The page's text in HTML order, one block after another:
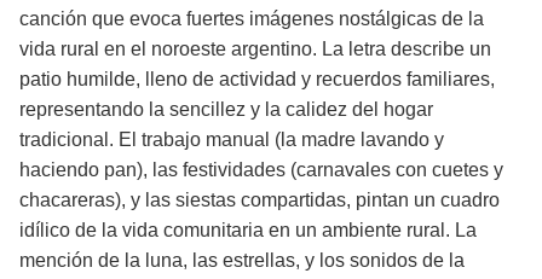
canción que evoca fuertes imágenes nostálgicas de la
vida rural en el noroeste argentino. La letra describe un
patio humilde, lleno de actividad y recuerdos familiares,
representando la sencillez y la calidez del hogar
tradicional. El trabajo manual (la madre lavando y
haciendo pan), las festividades (carnavales con cuetes y
chacareras), y las siestas compartidas, pintan un cuadro
idílico de la vida comunitaria en un ambiente rural. La
mención de la luna, las estrellas, y los sonidos de la